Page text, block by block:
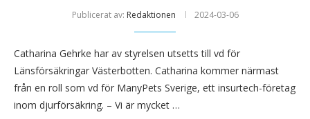
Publicerat av: Redaktionen 2024-03-06
Catharina Gehrke har av styrelsen utsetts till vd för
Länsförsäkringar Västerbotten. Catharina kommer närmast
från en roll som vd för ManyPets Sverige, ett insurtech-företag
inom djurförsäkring. – Vi är mycket …